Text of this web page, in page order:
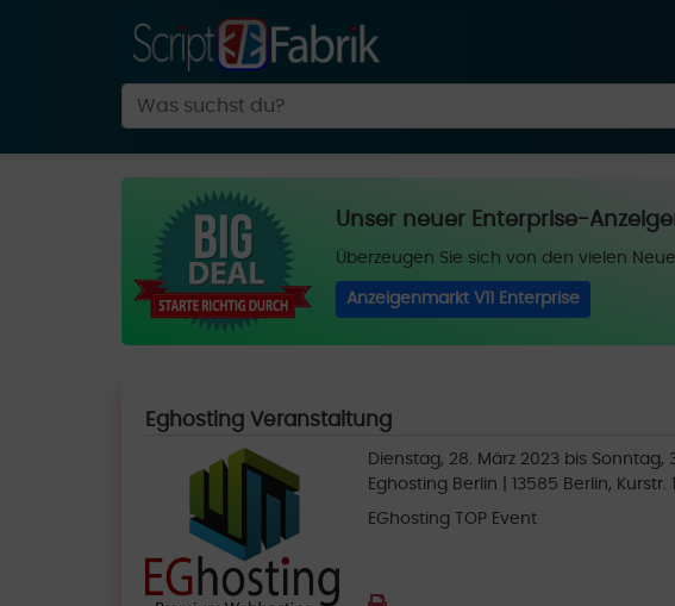
Unser neuer Enterprise-
Überzeugen Sie sich von den vielen
Anzeigenmarkt V11 Enterprise
Eghosting Veranstaltung
Dienstag, 28. März 2023 bis Sonntag,
Eghosting Berlin | 13585 Berlin, Kurstr.
EGhosting TOP Event